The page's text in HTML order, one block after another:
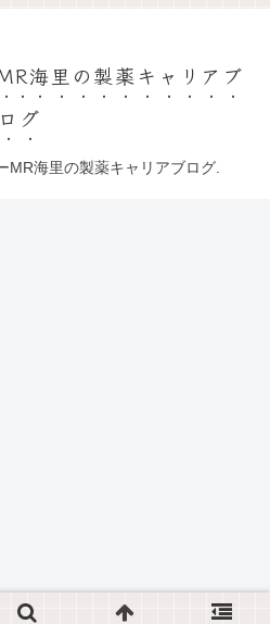
海里の製薬キャリアブ
ログ
海里の製薬キャリアブログ.